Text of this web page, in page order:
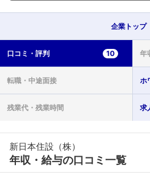
企業 トップ
口コミ・ 評判 10 年
転職・ 中途面接 ホ
残業代・ 残業時間 求
新日本住設（株）
年収・給与の口コミ一覧